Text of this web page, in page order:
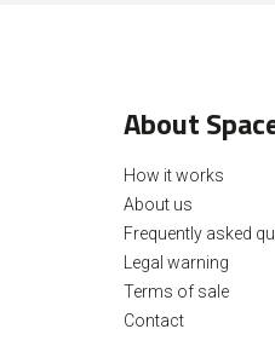
About
How it works
About us
Frequently asked
Legal warning
Terms of sale
Contact